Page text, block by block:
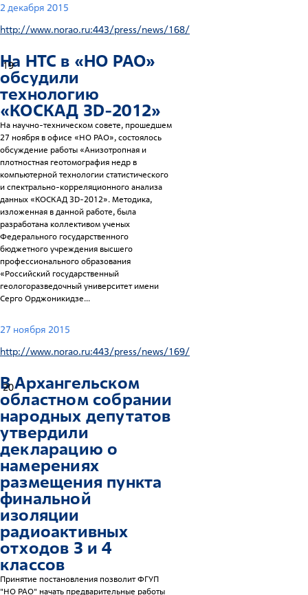
2 декабря 2015
http://www.norao.ru:443/press/news/168/
19
На НТС в «НО РАО»
обсудили
технологию
«КОСКАД 3D-2012»
На научно-техническом совете, прошедшем
27 ноября в офисе «НО РАО», состоялось
обсуждение работы «Анизотропная и
плотностная геотомография недр в
компьютерной технологии статистического
и спектрально-корреляционного анализа
данных «КОСКАД 3D-2012». Методика,
изложенная в данной работе, была
разработана коллективом ученых
Федерального государственного
бюджетного учреждения высшего
профессионального образования
«Российский государственный
геологоразведочный университет имени
Серго Орджоникидзе...
27 ноября 2015
http://www.norao.ru:443/press/news/169/
20
В Архангельском
областном собрании
народных депутатов
утвердили
декларацию о
намерениях
размещения пункта
финальной
изоляции
радиоактивных
отходов 3 и 4
классов
Принятие постановления позволит ФГУП
"НО РАО" начать предварительные работы